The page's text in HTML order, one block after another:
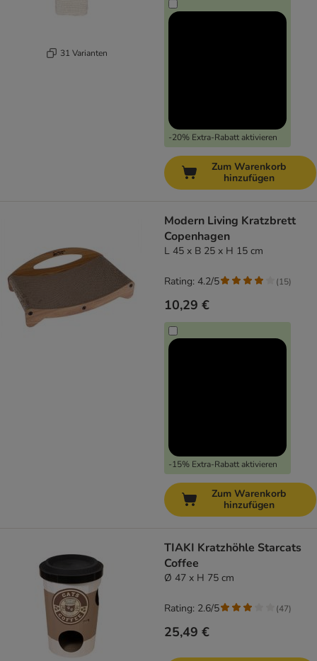
31 Varianten
-20% Extra-Rabatt aktivieren
Zum Warenkorb
hinzufügen
Modern Living Kratzbrett
Copenhagen
L 45 x B 25 x H 15 cm
10,29 €
-15% Extra-Rabatt aktivieren
Rating: 4.2/5 (15)
Zum Warenkorb
hinzufügen
TIAKI Kratzhöhle Starcats
Coffee
Ø 47 x H 75 cm
25,49 €
Rating: 2.6/5 (47)